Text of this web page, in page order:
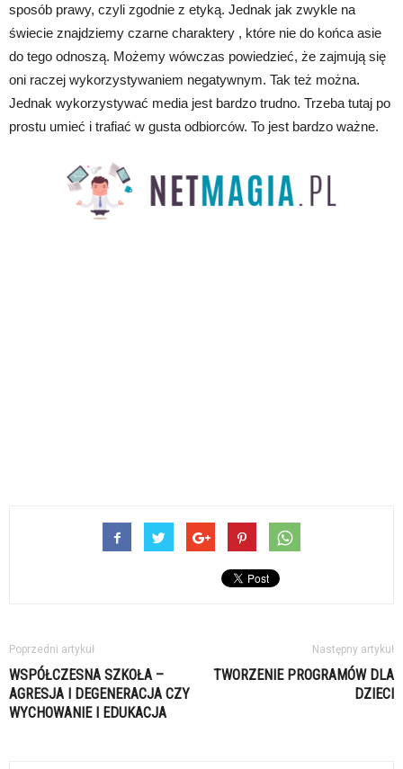
sposób prawy, czyli zgodnie z etyką. Jednak jak zwykle na
świecie znajdziemy czarne charaktery , które nie do końca asie
do tego odnoszą. Możemy wówczas powiedzieć, że zajmują się
oni raczej wykorzystywaniem negatywnym. Tak też można.
Jednak wykorzystywać media jest bardzo trudno. Trzeba tutaj po
prostu umieć i trafiać w gusta odbiorców. To jest bardzo ważne.
Poprzedni artykuł
WSPÓŁCZESNA SZKOŁA –
AGRESJA I DEGENERACJA CZY
WYCHOWANIE I EDUKACJA
Następny artykuł
TWORZENIE PROGRAMÓW DLA
DZIECI